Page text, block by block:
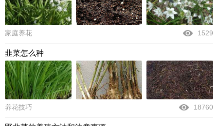
家庭养花 1529
韭菜怎么种
养花技巧 18760